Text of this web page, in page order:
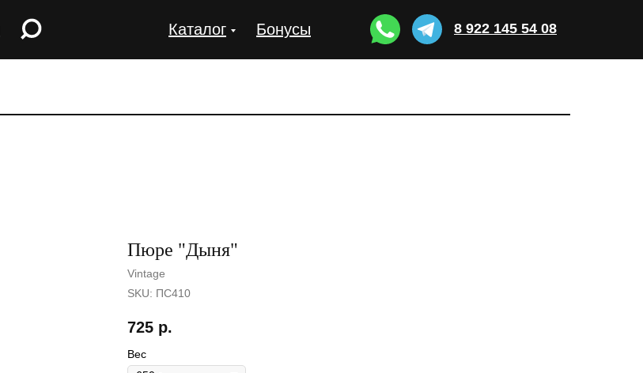
Бонусы
Каталог 8 922 145 54 08
Пюре "Дыня"
Vintage
SKU: ПС410
725 р.
Вес